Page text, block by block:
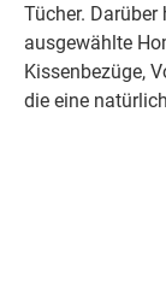
Tücher.
ausgewählte
Kissenbezüge,
die eine